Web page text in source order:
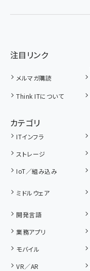
注目リンク
メルマガ購読
Think ITについて
カテゴリ
ITインフラ
ストレージ
IoT／組み込み
ミドルウェア
開発言語
業務アプリ
モバイル
VR／AR